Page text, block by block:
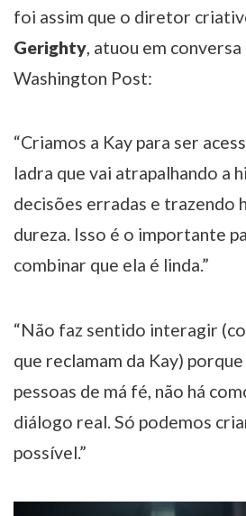
foi assim que o diretor
Gerighty, atuou em
Washington Post:
“Criamos a Kay para ser
ladra que vai atrapalhando a
decisões erradas e trazendo
dureza. Isso é o importante
combinar que ela é linda.”
“Não faz sentido interagir
que reclamam da Kay)
pessoas de má fé, não há
diálogo real. Só podemos
possível.”